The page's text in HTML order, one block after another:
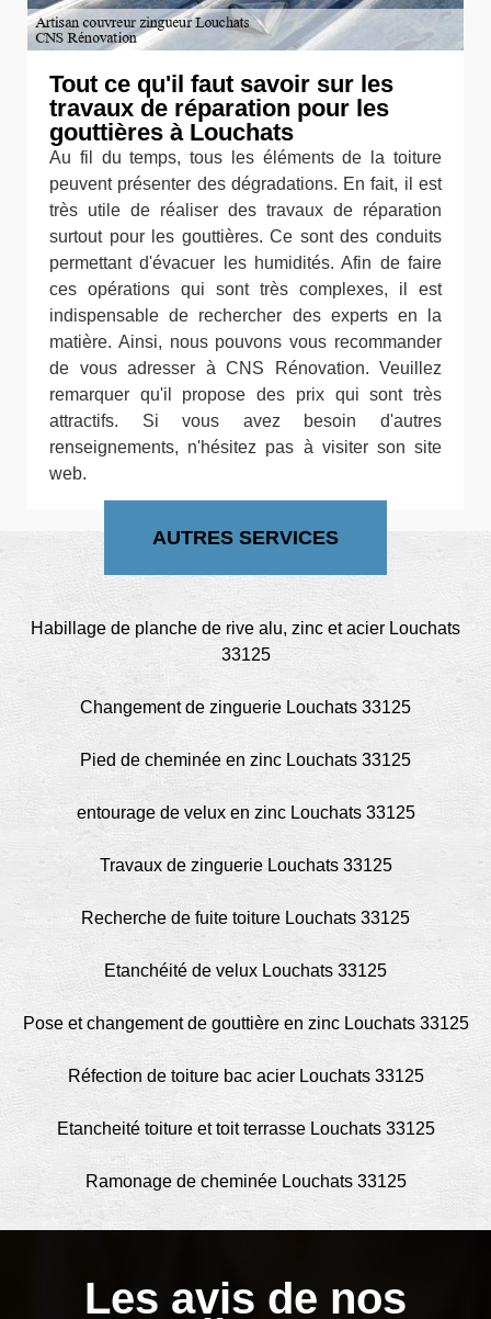
Tout ce qu'il faut savoir sur les
travaux de réparation pour les
gouttières à Louchats
Au fil du temps, tous les éléments de la toiture
peuvent présenter des dégradations. En fait, il est
très utile de réaliser des travaux de réparation
surtout pour les gouttières. Ce sont des conduits
permettant d'évacuer les humidités. Afin de faire
ces opérations qui sont très complexes, il est
indispensable de rechercher des experts en la
matière. Ainsi, nous pouvons vous recommander
de vous adresser à CNS Rénovation. Veuillez
remarquer qu'il propose des prix qui sont très
attractifs. Si vous avez besoin d'autres
renseignements, n'hésitez pas à visiter son site
web.
AUTRES SERVICES
Habillage de planche de rive alu, zinc et acier Louchats
33125
Changement de zinguerie Louchats 33125
Pied de cheminée en zinc Louchats 33125
entourage de velux en zinc Louchats 33125
Travaux de zinguerie Louchats 33125
Recherche de fuite toiture Louchats 33125
Etanchéité de velux Louchats 33125
Pose et changement de gouttière en zinc Louchats 33125
Réfection de toiture bac acier Louchats 33125
Etancheité toiture et toit terrasse Louchats 33125
Ramonage de cheminée Louchats 33125
Les avis de nos